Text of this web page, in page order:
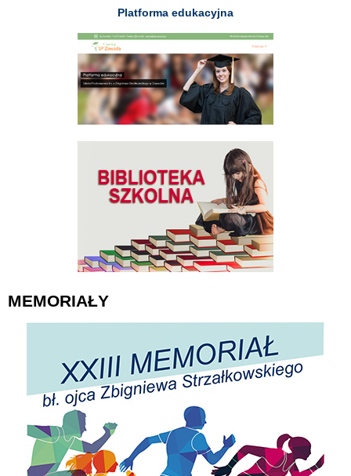
Platforma edukacyjna
MEMORIAŁY